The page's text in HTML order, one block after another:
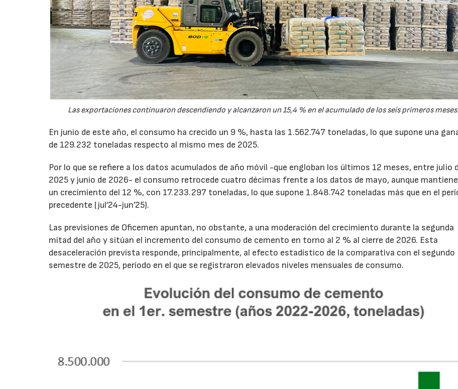
Las exportaciones continuaron descendiendo y alcanzaron un 15,4 % en el acumulado de los seis primeros meses.
En junio de este año, el consumo ha crecido un 9 %, hasta las 1.562.747 toneladas, lo que supone una
de 129.232 toneladas respecto al mismo mes de 2025.
Por lo que se refiere a los datos acumulados de año móvil -que engloban los últimos 12 meses, entre julio
2025 y junio de 2026- el consumo retrocede cuatro décimas frente a los datos de mayo, aunque
un crecimiento del 12 %, con 17.233.297 toneladas, lo que supone 1.848.742 toneladas más que en el
precedente (jul’24-jun’25).
Las previsiones de Oficemen apuntan, no obstante, a una moderación del crecimiento durante la segunda
mitad del año y sitúan el incremento del consumo de cemento en torno al 2 % al cierre de 2026. Esta
desaceleración prevista responde, principalmente, al efecto estadístico de la comparativa con el segundo
semestre de 2025, período en el que se registraron elevados niveles mensuales de consumo.